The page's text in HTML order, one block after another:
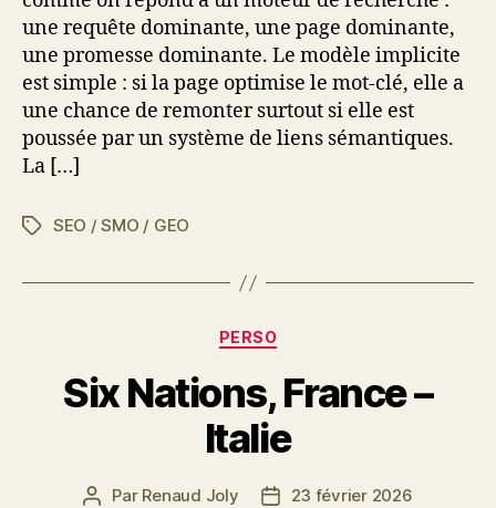
une requête dominante, une page dominante,
une promesse dominante. Le modèle implicite
est simple : si la page optimise le mot-clé, elle a
une chance de remonter surtout si elle est
poussée par un système de liens sémantiques.
La […]
Étiquettes
SEO / SMO / GEO
Catégories
PERSO
Six Nations, France –
Italie
Auteur
Par Renaud Joly
Date23 février 2026